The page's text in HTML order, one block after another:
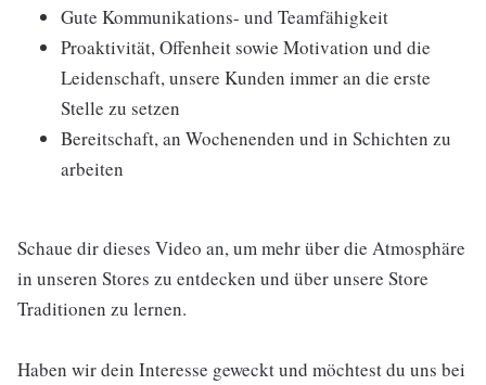
Gute Kommunikations- und Teamfähigkeit
Proaktivität, Offenheit sowie Motivation und die
Leidenschaft, unsere Kunden immer an die erste
Stelle zu setzen
Bereitschaft, an Wochenenden und in Schichten zu
arbeiten
Schaue dir dieses Video an, um mehr über die Atmosphäre
in unseren Stores zu entdecken und über unsere Store
Traditionen zu lernen.
Haben wir dein Interesse geweckt und möchtest du uns bei